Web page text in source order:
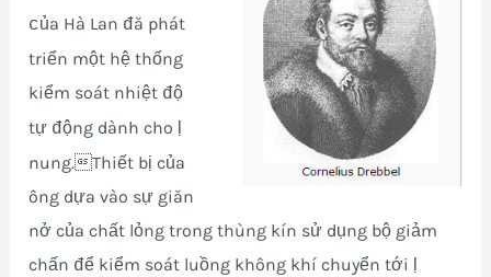
của Hà Lan đă phát
triển một hệ thống
kiểm soát nhiệt độ
tự động dành cho ḷ
nung.Thiết bị của
ông dựa vào sự giăn
nở của chất lỏng trong thùng kín sử dụng bộ giảm
chấn để kiểm soát luồng không khí chuyển tới ḷ